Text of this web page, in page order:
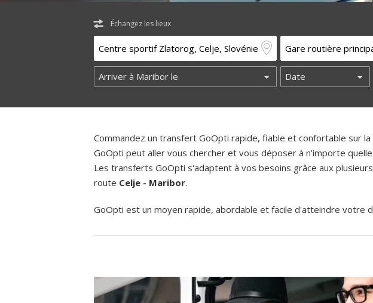
Échangez les lieux
Commandez un transfert GoOpti rapide, fiable et confortable sur
GoOpti peut aller vous chercher et vous déposer à n'importe
Les transferts GoOpti s'adaptent à vos besoins grâce aux
route Celje - Maribor.
GoOpti est un moyen rapide, abordable et facile d'atteindre votre